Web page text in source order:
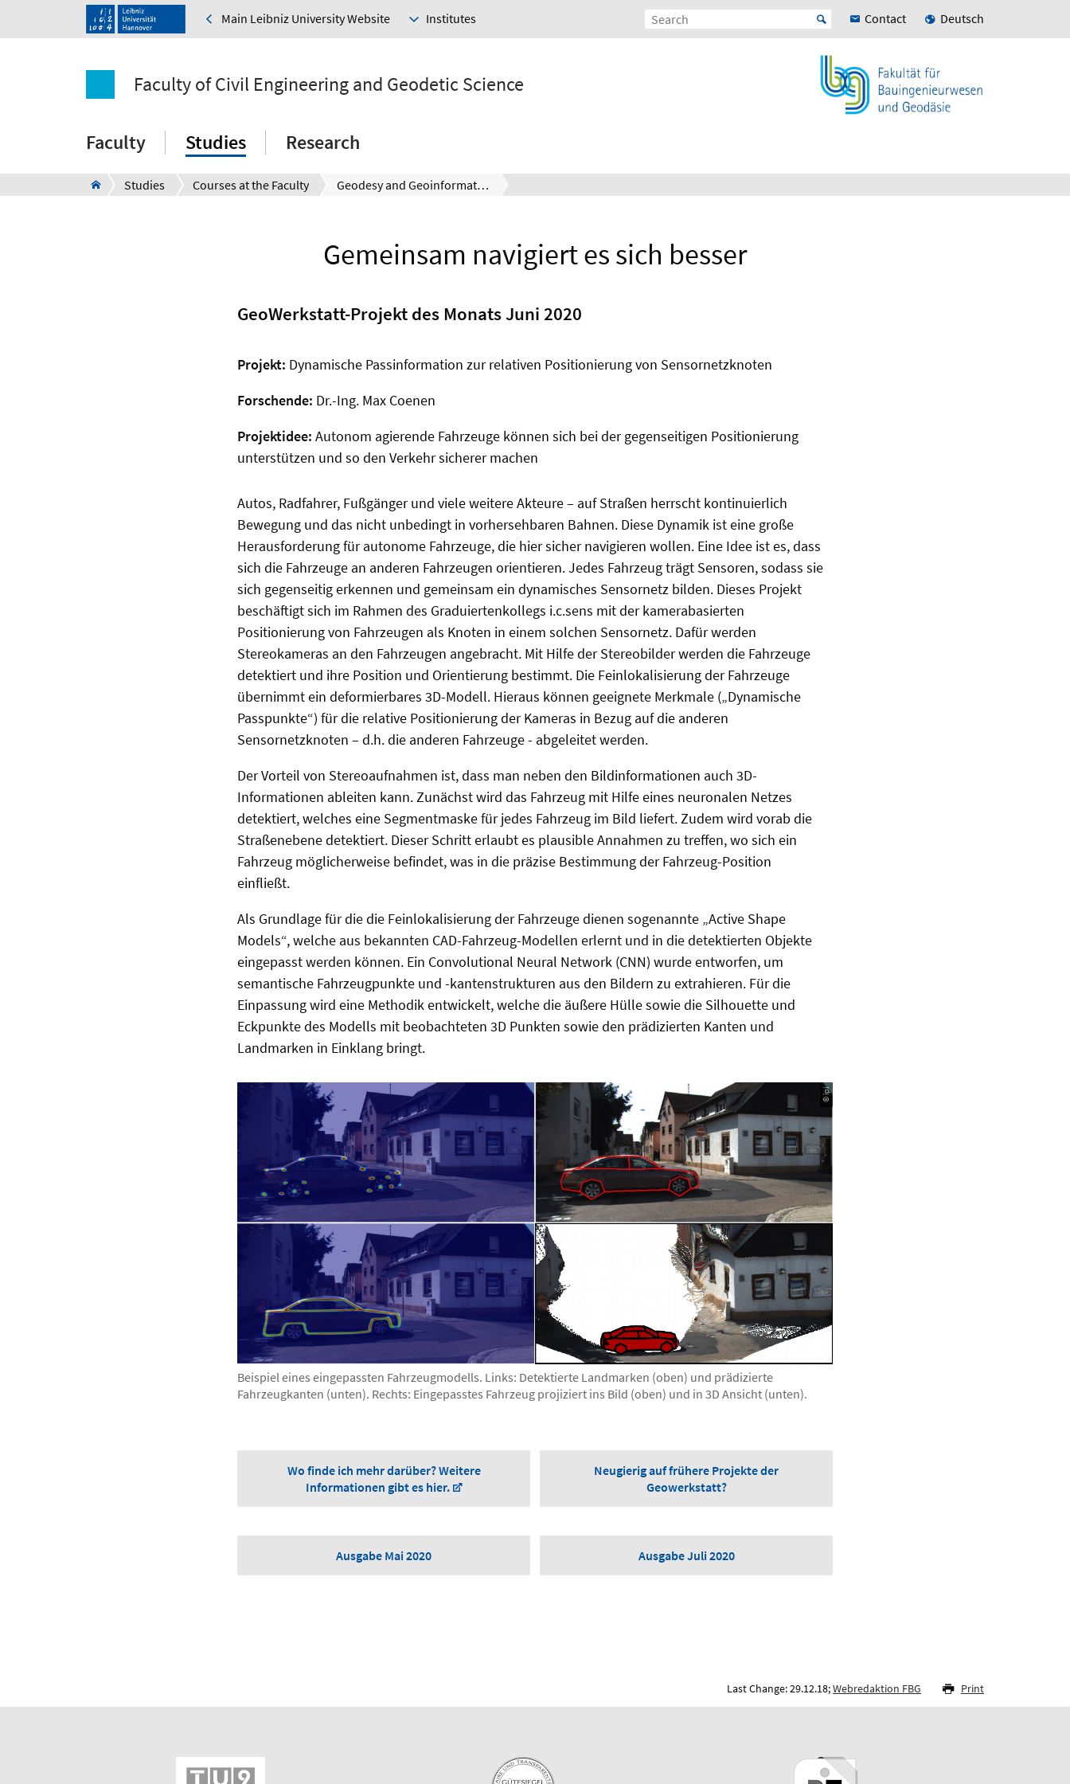
Main Leibniz University Website Institutes Contact Deutsch
Faculty of Civil Engineering and Geodetic Science
Faculty Studies Research
Studies Courses at the Faculty Geodesy and Geoinformatics
Gemeinsam navigiert es sich besser
GeoWerkstatt-Projekt des Monats Juni 2020
Projekt: Dynamische Passinformation zur relativen Positionierung von Sensornetzknoten
Forschende: Dr.-Ing. Max Coenen
Projektidee: Autonom agierende Fahrzeuge können sich bei der gegenseitigen Positionierung
unterstützen und so den Verkehr sicherer machen
Autos, Radfahrer, Fußgänger und viele weitere Akteure – auf Straßen herrscht kontinuierlich
Bewegung und das nicht unbedingt in vorhersehbaren Bahnen. Diese Dynamik ist eine große
Herausforderung für autonome Fahrzeuge, die hier sicher navigieren wollen. Eine Idee ist es, dass
sich die Fahrzeuge an anderen Fahrzeugen orientieren. Jedes Fahrzeug trägt Sensoren, sodass sie
sich gegenseitig erkennen und gemeinsam ein dynamisches Sensornetz bilden. Dieses Projekt
beschäftigt sich im Rahmen des Graduiertenkollegs i.c.sens mit der kamerabasierten
Positionierung von Fahrzeugen als Knoten in einem solchen Sensornetz. Dafür werden
Stereokameras an den Fahrzeugen angebracht. Mit Hilfe der Stereobilder werden die Fahrzeuge
detektiert und ihre Position und Orientierung bestimmt. Die Feinlokalisierung der Fahrzeuge
übernimmt ein deformierbares 3D-Modell. Hieraus können geeignete Merkmale („Dynamische
Passpunkte“) für die relative Positionierung der Kameras in Bezug auf die anderen
Sensornetzknoten – d.h. die anderen Fahrzeuge - abgeleitet werden.
Der Vorteil von Stereoaufnahmen ist, dass man neben den Bildinformationen auch 3D-
Informationen ableiten kann. Zunächst wird das Fahrzeug mit Hilfe eines neuronalen Netzes
detektiert, welches eine Segmentmaske für jedes Fahrzeug im Bild liefert. Zudem wird vorab die
Straßenebene detektiert. Dieser Schritt erlaubt es plausible Annahmen zu treffen, wo sich ein
Fahrzeug möglicherweise befindet, was in die präzise Bestimmung der Fahrzeug-Position
einfließt.
Als Grundlage für die die Feinlokalisierung der Fahrzeuge dienen sogenannte „Active Shape
Models“, welche aus bekannten CAD-Fahrzeug-Modellen erlernt und in die detektierten Objekte
eingepasst werden können. Ein Convolutional Neural Network (CNN) wurde entworfen, um
semantische Fahrzeugpunkte und -kantenstrukturen aus den Bildern zu extrahieren. Für die
Einpassung wird eine Methodik entwickelt, welche die äußere Hülle sowie die Silhouette und
Eckpunkte des Modells mit beobachteten 3D Punkten sowie den prädizierten Kanten und
Landmarken in Einklang bringt.
© ipi
Beispiel eines eingepassten Fahrzeugmodells. Links: Detektierte Landmarken (oben) und prädizierte
Fahrzeugkanten (unten). Rechts: Eingepasstes Fahrzeug projiziert ins Bild (oben) und in 3D Ansicht (unten).
Wo finde ich mehr darüber? Weitere
Informationen gibt es hier.
Neugierig auf frühere Projekte der
Geowerkstatt?
Ausgabe Mai 2020 Ausgabe Juli 2020
Last Change: 29.12.18;Webredaktion FBG Print